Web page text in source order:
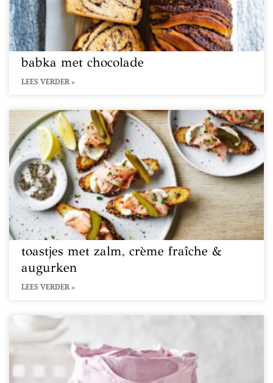
babka met chocolade
LEES VERDER »
toastjes met zalm, crème fraîche &
augurken
LEES VERDER »